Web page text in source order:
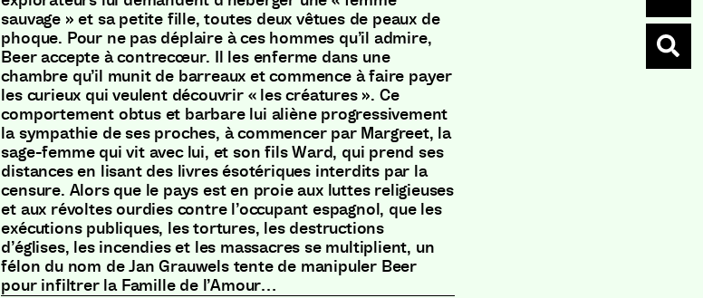
sauvage » et sa petite fille, toutes deux vêtues de peaux de
phoque. Pour ne pas déplaire à ces hommes qu’il admire,
Beer accepte à contrecœur. Il les enferme dans une
chambre qu’il munit de barreaux et commence à faire payer
les curieux qui veulent découvrir « les créatures ». Ce
comportement obtus et barbare lui aliène progressivement
la sympathie de ses proches, à commencer par Margreet, la
sage-femme qui vit avec lui, et son fils Ward, qui prend ses
distances en lisant des livres ésotériques interdits par la
censure. Alors que le pays est en proie aux luttes religieuses
et aux révoltes ourdies contre l’occupant espagnol, que les
exécutions publiques, les tortures, les destructions
d’églises, les incendies et les massacres se multiplient, un
félon du nom de Jan Grauwels tente de manipuler Beer
pour infiltrer la Famille de l’Amour…